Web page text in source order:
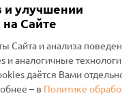
и улучшении
Сайте
Сайта и анализа
аналогичные
даётся Вами
– в Политике